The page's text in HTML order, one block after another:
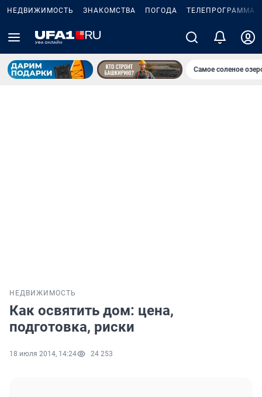
НЕДВИЖИМОСТЬ ЗНАКОМСТВА ПОГОДА ТЕЛЕПРОГРАММА
Самое соленое
НЕДВИЖИМОСТЬ
Как освятить дом: цена,
подготовка, риски
18 июля 2014, 14:24 24 253